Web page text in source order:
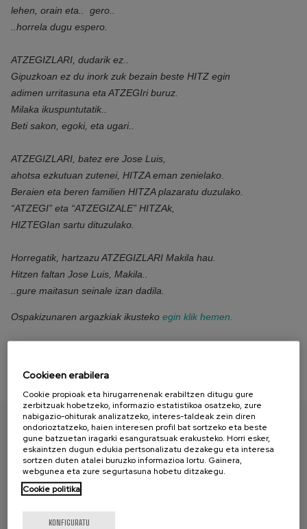
lehen, orain eta.. gero..
..horrela dugu espero.
ATZEGIZLARI, dudarik ez..
Gipuzkoan ez du inork zuk bezain beste HITZ egin
adimen urritasuna eta ATZEGIri buruz.
Milaka ikuspuntutatik..
Beti sakon, egoki, eta ugari..
ATZEGIZLARI, batez ere Jose Luis,
ahotsa ezkutuan zutenei, HITZA eman zenielako.
Beraien eta beren familien HITZA plazaratu duzulako.
“ATZEGI” eta “ATZEGIZALE” HITZAk,
HIZTEGIan sartu dituzulako.
Horregatik, hartzazu ATZEGIZLARI Makila hau.
Hitzen faltan Jose Luis, Makila..
..gure maitasun seinale izan dadila.
Ospakizunaren argazkiak ikusteko egin klik hemen.
AURKITU ZURE PAPERA
Cookieen erabilera
Cookie propioak eta hirugarrenenak erabiltzen ditugu gure
zerbitzuak hobetzeko, informazio estatistikoa osatzeko, zure
nabigazio-ohiturak analizatzeko, interes-taldeak zein diren
ondorioztatzeko, haien interesen profil bat sortzeko eta beste
gune batzuetan iragarki esanguratsuak erakusteko. Horri esker,
eskaintzen dugun edukia pertsonalizatu dezakegu eta interesa
sortzen duten atalei buruzko informazioa lortu. Gainera,
webgunea eta zure segurtasuna hobetu ditzakegu.
Cookie politika
KONFIGURATU